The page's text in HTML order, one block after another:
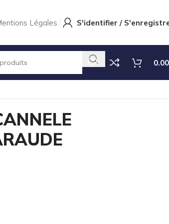
Légales S'identifier /
0.00